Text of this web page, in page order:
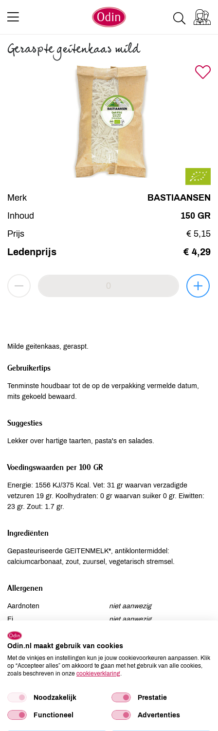
Geraspte geitenkaas mild
Merk
BASTIAANSEN
Inhoud
150 GR
Prijs
€ 5,15
Ledenprijs € 4,29
Milde geitenkaas, geraspt.
Gebruikertips
Tenminste houdbaar tot de op de verpakking vermelde datum,
mits gekoeld bewaard.
Suggesties
Lekker over hartige taarten, pasta's en salades.
Voedingswaarden per 100 GR
Energie: 1556 KJ/375 Kcal. Vet: 31 gr waarvan verzadigde
vetzuren 19 gr. Koolhydraten: 0 gr waarvan suiker 0 gr. Eiwitten:
23 gr. Zout: 1.7 gr.
Ingrediënten
Gepasteuriseerde GEITENMELK*, antiklontermiddel:
calciumcarbonaat, zout, zuursel, vegetarisch stremsel.
Allergenen
Aardnoten
niet aanwezig
Ei
niet aanwezig
Gluten
Lactose
aanwezig
Lupine
niet aanwezig
Mosterd
niet aanwezig
Schaaldieren
niet aanwezig
Selderij
niet aanwezig
Sesam
niet aanwezig
Odin.nl maakt gebruik van cookies
Met de vinkjes en instellingen kun je jouw cookievoorkeuren aanpassen. Klik
op “Accepteer alles” om akkoord te gaan met het gebruik van alle cookies,
zoals beschreven in onze cookieverklaring.
Noodzakelijk Prestatie
Functioneel Advertenties